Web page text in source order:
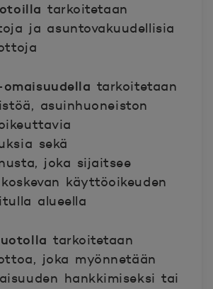
tarkoitetaan
ja asuntovakuudellisia
tarkoitetaan
asuinhuoneiston
sekä
joka sijaitsee
käyttöoikeuden
alueella
tarkoitetaan
joka myönnetään
hankkimiseksi tai